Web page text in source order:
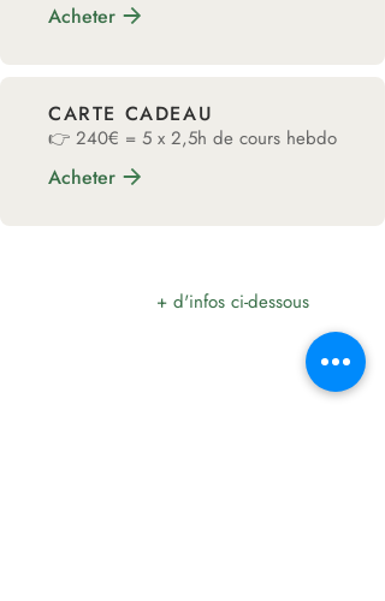
Acheter
CARTE CADEAU
👉 240€ = 5 x 2,5h de cours hebdo
Acheter
+ d'infos ci-dessous